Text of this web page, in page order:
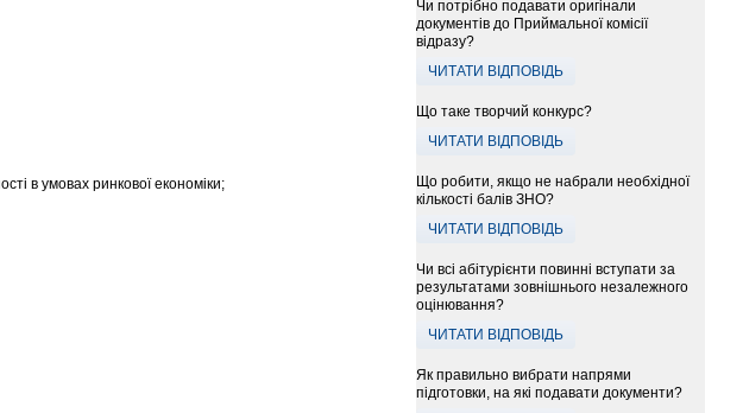
Чи потрібно подавати оригінали
документів до Приймальної комісії
відразу?
ЧИТАТИ ВІДПОВІДЬ
Що таке творчий конкурс?
ЧИТАТИ ВІДПОВІДЬ
Що робити, якщо не набрали необхідної
кількості балів ЗНО?
ЧИТАТИ ВІДПОВІДЬ
Чи всі абітурієнти повинні вступати за
результатами зовнішнього незалежного
оцінювання?
ЧИТАТИ ВІДПОВІДЬ
Як правильно вибрати напрями
підготовки, на які подавати документи?
в умовах ринкової економіки;